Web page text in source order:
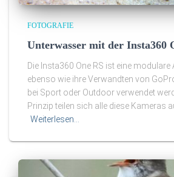
FOTOGRAFIE
Unterwasser mit der Insta360
Die Insta360 One RS ist eine
ebenso wie ihre Verwandten von
bei Sport oder Outdoor verwendet
Prinzip teilen sich alle diese Kameras
Weiterlesen…